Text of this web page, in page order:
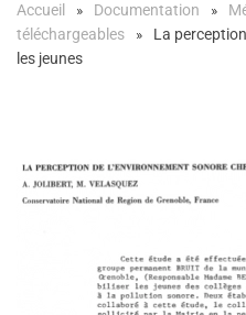
Accueil Documentation
téléchargeables
La
les jeunes